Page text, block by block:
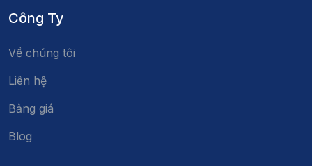
Công Ty
Về chúng tôi
Liên hệ
Bảng giá
Blog